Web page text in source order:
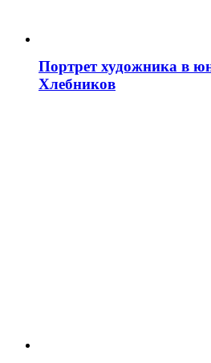
Портрет художника в
Хлебников